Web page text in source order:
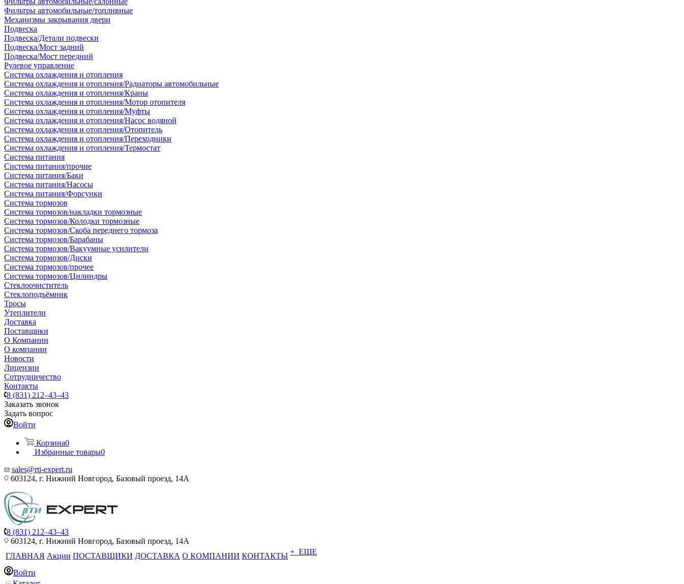
Фильтры автомобильные/топливные
Механизмы закрывания двери
Подвеска
Подвеска/Детали подвески
Подвеска/Мост задний
Подвеска/Мост передний
Рулевое управление
Система охлаждения и отопления
Система охлаждения и отопления/Радиаторы автомобильные
Система охлаждения и отопления/Краны
Система охлаждения и отопления/Мотор отопителя
Система охлаждения и отопления/Муфты
Система охлаждения и отопления/Насос водяной
Система охлаждения и отопления/Отопитель
Система охлаждения и отопления/Переходники
Система охлаждения и отопления/Термостат
Система питания
Система питания/прочие
Система питания/Баки
Система питания/Насосы
Система питания/Форсунки
Система тормозов
Система тормозов/накладки тормозные
Система тормозов/Колодки тормозные
Система тормозов/Скоба переднего тормоза
Система тормозов/Барабаны
Система тормозов/Вакуумные усилители
Система тормозов/Диски
Система тормозов/прочее
Система тормозов/Цилиндры
Стеклоочиститель
Стеклоподъёмник
Тросы
Утеплители
Доставка
Поставщики
О Компании
О компании
Новости
Лицензии
Сотрудничество
Контакты
8 (831) 212–43–43
Заказать звонок
Задать вопрос
Войти
Корзина0
Избранные товары0
sales@rti-expert.ru
603124, г. Нижний Новгород, Базовый проезд, 14А
8 (831) 212–43–43
603124, г. Нижний Новгород, Базовый проезд, 14А
ГЛАВНАЯ Акции ПОСТАВЩИКИ ДОСТАВКА О КОМПАНИИ КОНТАКТЫ + ЕЩЕ
Войти